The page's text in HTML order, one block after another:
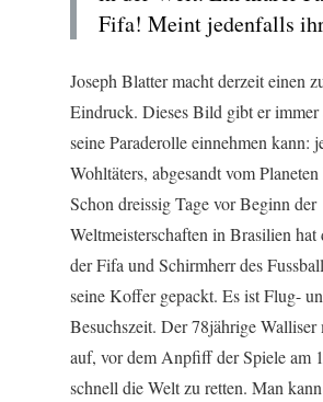
Fifa! Meint jedenfalls
Joseph Blatter macht derzeit einen
Eindruck. Dieses Bild gibt er immer
seine Paraderolle einnehmen kann:
Wohltäters, abgesandt vom
Schon dreissig Tage vor Beginn der
Weltmeisterschaften in Brasilien hat
der Fifa und Schirmherr des
seine Koffer gepackt. Es ist Flug-
Besuchszeit. Der 78jährige Walliser
auf, vor dem Anpfiff der Spiele am
schnell die Welt zu retten. Man